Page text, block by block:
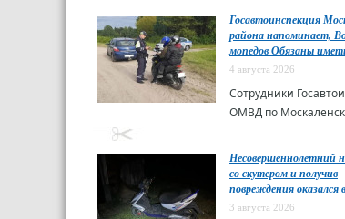
Госавтоинспекция
района напоминает,
мопедов Обязаны
4 августа 2026
Сотрудники
ОМВД по
Несовершеннолетний
со скутером и получив
повреждения оказался
3 августа 2026